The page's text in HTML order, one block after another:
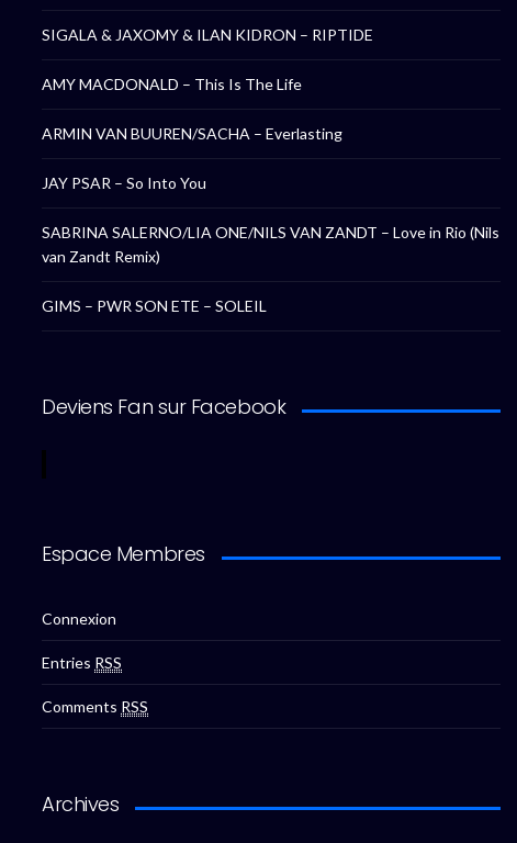
SIGALA & JAXOMY & ILAN KIDRON – RIPTIDE
AMY MACDONALD – This Is The Life
ARMIN VAN BUUREN/SACHA – Everlasting
JAY PSAR – So Into You
SABRINA SALERNO/LIA ONE/NILS VAN ZANDT – Love in Rio (Nils
van Zandt Remix)
GIMS – PWR SON ETE – SOLEIL
Deviens Fan sur Facebook
Espace Membres
Connexion
Entries RSS
Comments RSS
Archives